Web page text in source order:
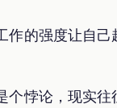
的强度让自
悖论，现实